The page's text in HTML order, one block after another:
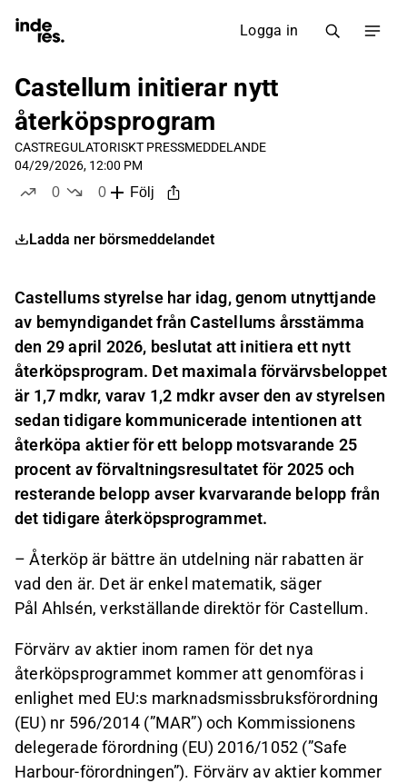
Logga in
Castellum initierar nytt
återköpsprogram
CASTREGULATORISKT PRESSMEDDELANDE
04/29/2026, 12:00 PM
0
0
Följ
Ladda ner börsmeddelandet
Castellums styrelse har idag, genom utnyttjande
av bemyndigandet från Castellums årsstämma
den 29 april 2026, beslutat att initiera ett nytt
återköpsprogram. Det maximala förvärvsbeloppet
är 1,7 mdkr, varav 1,2 mdkr avser den av styrelsen
sedan tidigare kommunicerade intentionen att
återköpa aktier för ett belopp motsvarande 25
procent av förvaltningsresultatet för 2025 och
resterande belopp avser kvarvarande belopp från
det tidigare återköpsprogrammet.
– Återköp är bättre än utdelning när rabatten är
vad den är. Det är enkel matematik, säger
Pål Ahlsén, verkställande direktör för Castellum.
Förvärv av aktier inom ramen för det nya
återköpsprogrammet kommer att genomföras i
enlighet med EU:s marknadsmissbruksförordning
(EU) nr 596/2014 (”MAR”) och Kommissionens
delegerade förordning (EU) 2016/1052 (”Safe
Harbour-förordningen”). Förvärv av aktier kommer